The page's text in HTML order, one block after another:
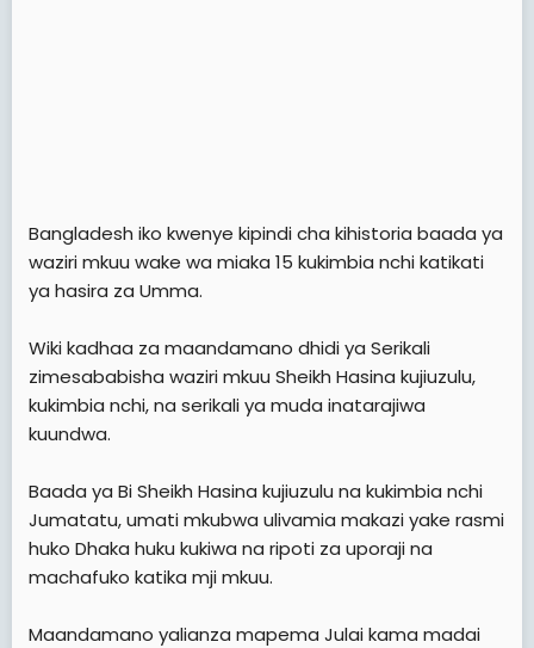
Bangladesh iko kwenye kipindi cha kihistoria baada ya
waziri mkuu wake wa miaka 15 kukimbia nchi katikati
ya hasira za Umma.
Wiki kadhaa za maandamano dhidi ya Serikali
zimesababisha waziri mkuu Sheikh Hasina kujiuzulu,
kukimbia nchi, na serikali ya muda inatarajiwa
kuundwa.
Baada ya Bi Sheikh Hasina kujiuzulu na kukimbia nchi
Jumatatu, umati mkubwa ulivamia makazi yake rasmi
huko Dhaka huku kukiwa na ripoti za uporaji na
machafuko katika mji mkuu.
Maandamano yalianza mapema Julai kama madai